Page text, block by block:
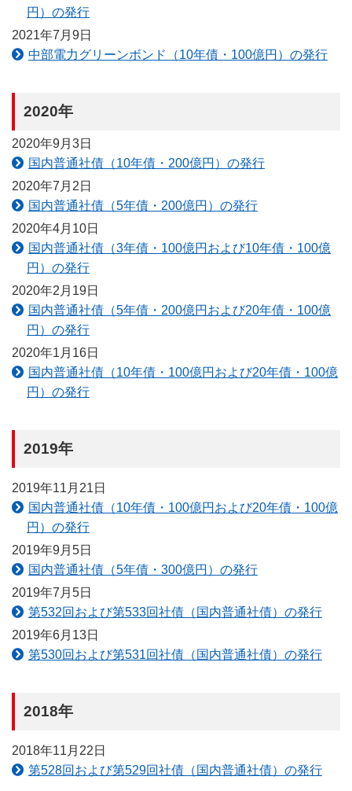
円）の発行
2021年7月9日
中部電力グリーンボンド（10年債・100億円）の発行
2020年
2020年9月3日
国内普通社債（10年債・200億円）の発行
2020年7月2日
国内普通社債（5年債・200億円）の発行
2020年4月10日
国内普通社債（3年債・100億円および10年債・100億
円）の発行
2020年2月19日
国内普通社債（5年債・200億円および20年債・100億
円）の発行
2020年1月16日
国内普通社債（10年債・100億円および20年債・100億
円）の発行
2019年
2019年11月21日
国内普通社債（10年債・100億円および20年債・100億
円）の発行
2019年9月5日
国内普通社債（5年債・300億円）の発行
2019年7月5日
第532回および第533回社債（国内普通社債）の発行
2019年6月13日
第530回および第531回社債（国内普通社債）の発行
2018年
2018年11月22日
第528回および第529回社債（国内普通社債）の発行